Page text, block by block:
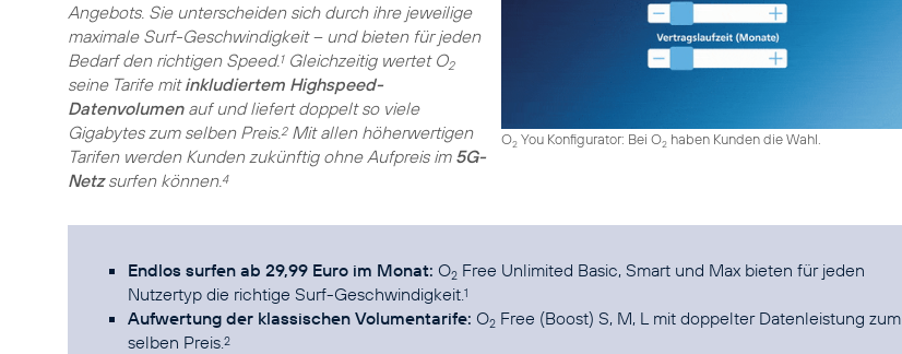
O2You Konfigurator: Bei O2haben Kunden die Wahl.
Angebots. Sie unterscheiden sich durch ihre jeweilige
maximale Surf-Geschwindigkeit – und bieten für jeden
Bedarf den richtigen Speed.1Gleichzeitig wertet O2
seine Tarife mitinkludiertem Highspeed-
Datenvolumenauf und liefert doppelt so viele
Gigabytes zum selben Preis.2Mit allen höherwertigen
Tarifen werden Kunden zukünftig ohne Aufpreis im 5G-
Netzsurfen können.4
Endlos surfen ab 29,99 Euro im Monat: O2 Free Unlimited Basic, Smart und Max bieten für jeden
Nutzertyp die richtige Surf-Geschwindigkeit.1
Aufwertung der klassischen Volumentarife: O2 Free (Boost) S, M, L mit doppelter Datenleistung zum
selben Preis.2